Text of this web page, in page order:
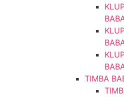
TIMBA